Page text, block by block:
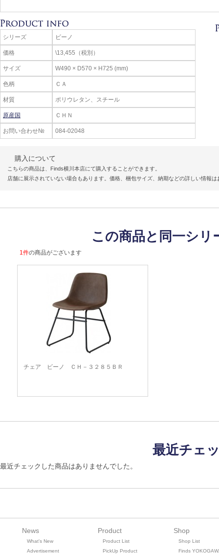
シリーズ ビーノ
価格 \13,455（税別）
サイズ W490 × D570 × H725 (mm)
色柄 ＣＡ
材質 ポリウレタン、スチール
原産国 ＣＨＮ
お問い合わせ№ 084-02048
購入について
こちらの商品は、Finds横川本店にて購入することができます。
店舗に展示されていない場合もあります。価格、梱包サイズ、納期などの詳しい情報
この商品と同一シ
1件の商品がございます
チェア ビーノ ＣＨ－３２８５ＢＲ
最近チェ
最近チェックした商品はありませんでした。
News
What's New
Advertisement
Product
Product List
PickUp Product
Shop
Shop List
Finds